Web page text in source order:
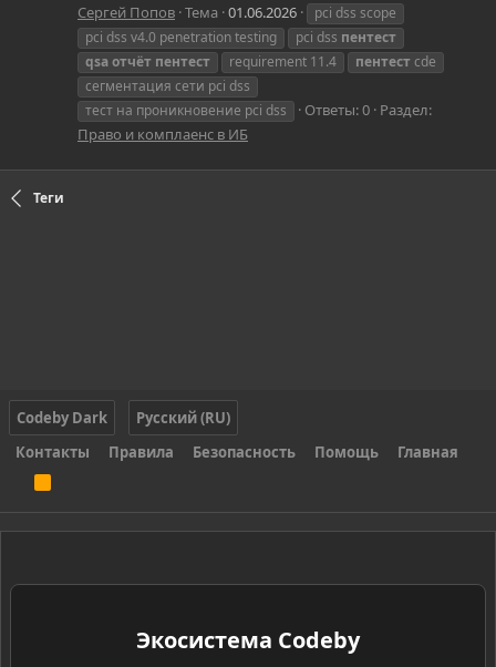
Сергей Попов Тема 01.06.2026
pci dss scope
pci dss v4.0 penetration testing
pci dss пентест
qsaотчёт пентест requirement 11.4 пентестcde
сегментация сети pci dss
тест на проникновение pci dss
Ответы: 0 Раздел:
Право и комплаенс в ИБ
Теги
Codeby Dark
Русский (RU)
Контакты
Правила Безопасность Помощь Главная
S
Экосистема Codeby